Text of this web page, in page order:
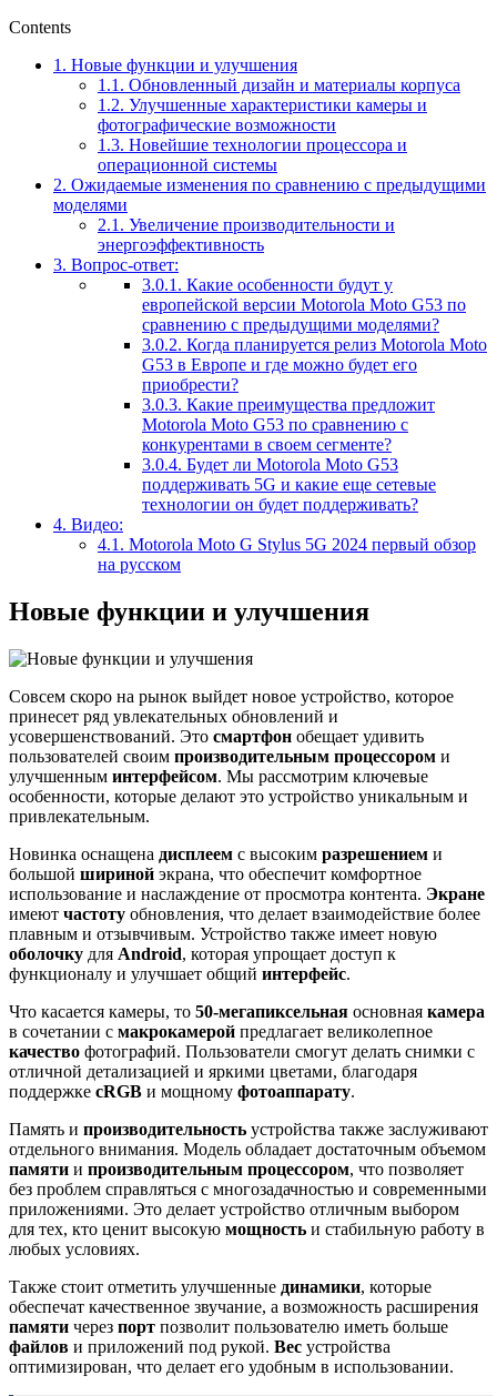
Contents
1. Новые функции и улучшения
1.1. Обновленный дизайн и материалы корпуса
1.2. Улучшенные характеристики камеры и
фотографические возможности
1.3. Новейшие технологии процессора и
операционной системы
2. Ожидаемые изменения по сравнению с предыдущими
моделями
2.1. Увеличение производительности и
энергоэффективность
3. Вопрос-ответ:
3.0.1. Какие особенности будут у
европейской версии Motorola Moto G53 по
сравнению с предыдущими моделями?
3.0.2. Когда планируется релиз Motorola Moto
G53 в Европе и где можно будет его
приобрести?
3.0.3. Какие преимущества предложит
Motorola Moto G53 по сравнению с
конкурентами в своем сегменте?
3.0.4. Будет ли Motorola Moto G53
поддерживать 5G и какие еще сетевые
технологии он будет поддерживать?
4. Видео:
4.1. Motorola Moto G Stylus 5G 2024 первый обзор
на русском
Новые функции и улучшения
Совсем скоро на рынок выйдет новое устройство, которое
принесет ряд увлекательных обновлений и
усовершенствований. Это смартфон обещает удивить
пользователей своим производительным процессором и
улучшенным интерфейсом. Мы рассмотрим ключевые
особенности, которые делают это устройство уникальным и
привлекательным.
Новинка оснащена дисплеем с высоким разрешением и
большой шириной экрана, что обеспечит комфортное
использование и наслаждение от просмотра контента. Экране
имеют частоту обновления, что делает взаимодействие более
плавным и отзывчивым. Устройство также имеет новую
оболочку для Android, которая упрощает доступ к
функционалу и улучшает общий интерфейс.
Что касается камеры, то 50-мегапиксельная основная камера
в сочетании с макрокамерой предлагает великолепное
качество фотографий. Пользователи смогут делать снимки с
отличной детализацией и яркими цветами, благодаря
поддержке сRGB и мощному фотоаппарату.
Память и производительность устройства также заслуживают
отдельного внимания. Модель обладает достаточным объемом
памяти и производительным процессором, что позволяет
без проблем справляться с многозадачностью и современными
приложениями. Это делает устройство отличным выбором
для тех, кто ценит высокую мощность и стабильную работу в
любых условиях.
Также стоит отметить улучшенные динамики, которые
обеспечат качественное звучание, а возможность расширения
памяти через порт позволит пользователю иметь больше
файлов и приложений под рукой. Вес устройства
оптимизирован, что делает его удобным в использовании.